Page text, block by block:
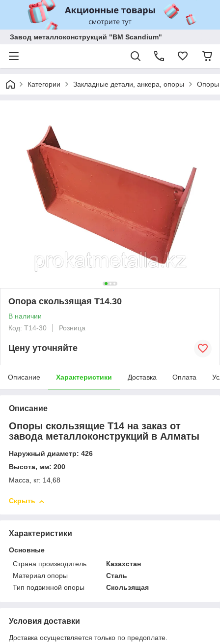
Завод металлоконструкций "BM Scandium"
Категории Закладные детали, анкера, опоры Опоры
Опора скользящая Т14.30
В наличии
Код: T14-30
Розница
Цену уточняйте
Описание Характеристики Доставка Оплата
Описание
Опоры скользящие Т14 на заказ от
завода металлоконструкций в Алматы
Наружный диаметр: 426
Высота, мм: 200
Масса, кг: 14,68
Скрыть
Характеристики
Основные
Страна производитель
Казахстан
Материал опоры
Сталь
Тип подвижной опоры
Скользящая
Условия доставки
Доставка осуществляется только по предоплате.